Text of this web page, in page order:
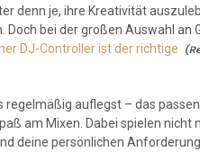
denn je, ihre Kreativität
bei der großen Auswahl an
DJ-Controller ist der richtige
auflegst – das
am Mixen. Dabei spielen nicht
deine persönlichen